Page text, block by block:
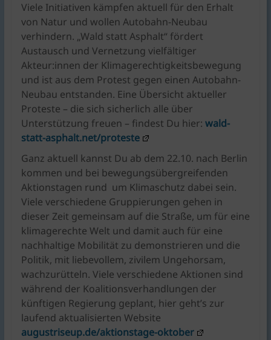
Viele Initiativen kämpfen aktuell für den Erhalt
von Natur und wollen Autobahn-Neubau
verhindern. „Wald statt Asphalt“ fördert
Austausch und Vernetzung vielfältiger
Akteur:innen der Klimagerechtigkeitsbewegung
und ist aus dem Protest gegen einen Autobahn-
Neubau entstanden. Eine Übersicht aktueller
Proteste – die sich sicherlich alle über
Unterstützung freuen – findest Du hier: wald-
statt-asphalt.net/proteste
Ganz aktuell kannst Du ab dem 22.10. nach Berlin
kommen und bei bewegungsübergreifenden
Aktionstagen rund um Klimaschutz dabei sein.
Viele verschiedene Gruppierungen gehen in
dieser Zeit gemeinsam auf die Straße, um für eine
klimagerechte Welt und damit auch für eine
nachhaltige Mobilität zu demonstrieren und die
Politik, mit liebevollem, zivilem Ungehorsam,
wachzurütteln. Viele verschiedene Aktionen sind
während der Koalitionsverhandlungen der
künftigen Regierung geplant, hier geht’s zur
laufend aktualisierten Website
augustriseup.de/aktionstage-oktober